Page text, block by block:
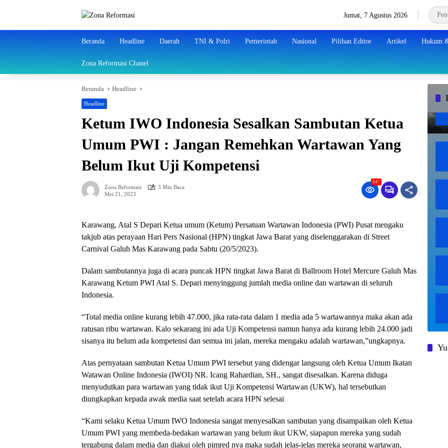
Jumat, 7 Agustus 2026
Beranda Headline Daerah TNI & Polri Pemerintah Nasional Pilihan Editor Artikel Hukum
Zona Reformasi Chanel
Beranda Headline
Headline
Ketum IWO Indonesia Sesalkan Sambutan Ketua
Umum PWI : Jangan Remehkan Wartawan Yang
Belum Ikut Uji Kompetensi
Zona Reformasi
3 Min Baca
Mei 21, 2023
647
Karawang, Atal S Depari Ketua umum (Ketum) Persatuan Wartawan Indonesia (PWI) Pusat mengaku
takjub atas perayaan Hari Pers Nasional (HPN) tingkat Jawa Barat yang diselenggarakan di Street
Carnival Galuh Mas Karawang pada Sabtu (20/5/2023).
Dalam sambutannya juga di acara puncak HPN tingkat Jawa Barat di Ballroom Hotel Mercure Galuh Mas
Karawang Ketum PWI Atal S. Depari menyinggung jumlah media online dan wartawan di seluruh
Indonesia.
“Total media online kurang lebih 47.000, jika rata-rata dalam 1 media ada 5 wartawannya maka akan ada
ratusan ribu wartawan. Kalo sekarang ini ada Uji Kompetensi namun hanya ada kurang lebih 24.000 jadi
sisanya itu belum ada kompetensi dan semua ini jalan, mereka mengaku adalah wartawan,”ungkapnya.
Atas pernyataan sambutan Ketua Umum PWI tersebut yang didengar langsung oleh Ketua Umum Ikatan
Watawan Online Indonesia (IWOI) NR. Icang Rahardian, SH., sangat disesalkan. Karena diduga
menyudutkan para wartawan yang tidak ikut Uji Kompetensi Wartawan (UKW), hal tersebutkan
diungkapkan kepada awak media saat setelah acara HPN selesai
“Kami selaku Ketua Umum IWO Indonesia sangat menyesalkan sambutan yang disampaikan oleh Ketua
Umum PWI yang membeda-bedakan wartawan yang belum ikut UKW, siapapun mereka yang sudah
tergabung dalam media dan diakui oleh pimred nya maka sudah jelas-jelas mereka seorang wartawan,